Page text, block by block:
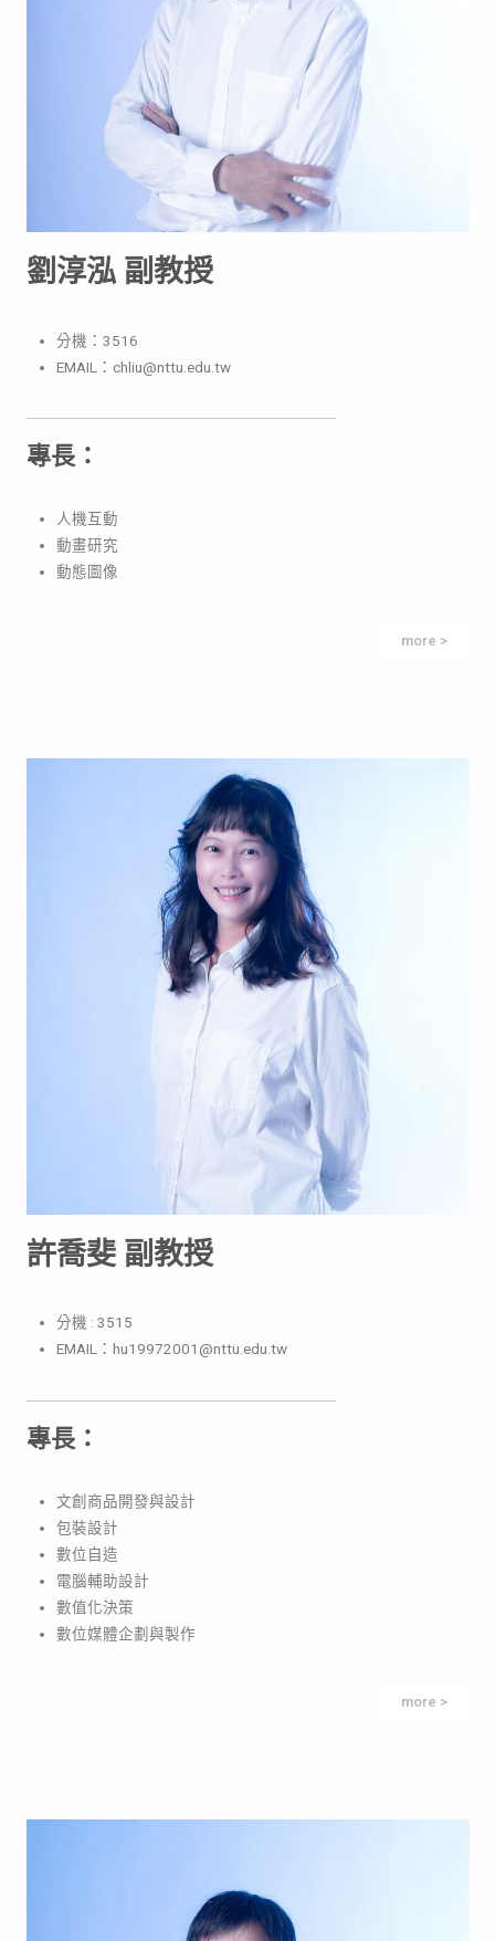
劉淳泓 副教授
分機：3516
EMAIL：chliu@nttu.edu.tw
專長：
人機互動
動畫研究
動態圖像
more >
許喬斐 副教授
分機 : 3515
EMAIL：hu19972001@nttu.edu.tw
專長：
文創商品開發與設計
包裝設計
數位自造
電腦輔助設計
數值化決策
數位媒體企劃與製作
more >